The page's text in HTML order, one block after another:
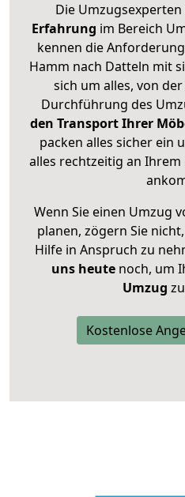
Die Umzugsexperten
Erfahrung im Bereich
kennen die
Hamm nach Datteln mit
sich um alles, von
Durchführung des
den Transport Ihrer
packen alles sicher ein
alles rechtzeitig an
Wenn Sie einen Umzug
planen, zögern Sie
Hilfe in Anspruch zu
uns heutenoch, um
Umzug
Kostenlose